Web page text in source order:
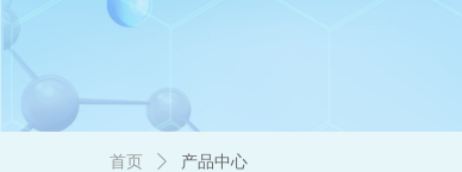
首页 ꄲ 产品中心